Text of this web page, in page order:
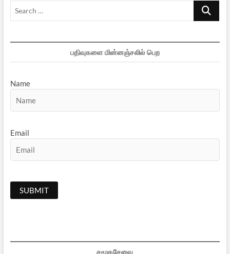
Search
பதிவுகளை மின்னஞ்சலில் பெற
Name
Email
சமூகசேவை